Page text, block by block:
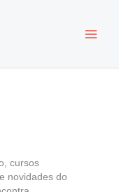
cursos
novidades do